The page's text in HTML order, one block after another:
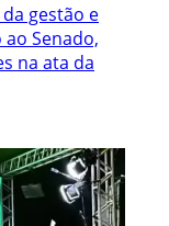
gestão e
Senado,
na ata da